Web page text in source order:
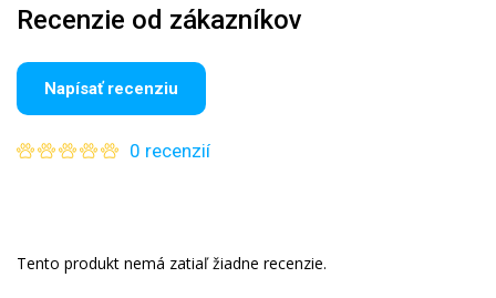
Recenzie od zákazníkov
Napísať recenziu
0 recenzií
Tento produkt nemá zatiaľ žiadne recenzie.